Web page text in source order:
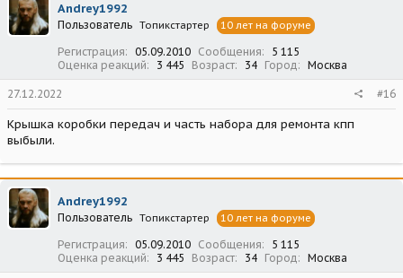
Andrey1992
Пользователь Топикстартер 10 лет на форуме
Регистрация 05.09.2010 Сообщения
5 115
Оценка реакций
3 445 Возраст 34 Город Москва
27.12.2022 #16
Крышка коробки передач и часть набора для ремонта кпп
выбыли.
Andrey1992
Пользователь Топикстартер 10 лет на форуме
Регистрация 05.09.2010 Сообщения
5 115
Оценка реакций
3 445 Возраст 34 Город Москва